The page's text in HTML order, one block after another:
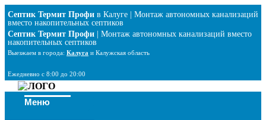
Перейти
к
содержимому
Септик Термит Профи в Калуге | Монтаж автономных канализаций
вместо накопительных септиков
Септик Термит Профи | Монтаж автономных канализаций вместо
накопительных септиков
Выезжаем в города: Калуга и Калужская область
Ежедневно с 8:00 до 20:00
Меню